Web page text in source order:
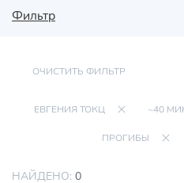
Фильтр
ОЧИСТИТЬ ФИЛЬТР
ЕВГЕНИЯ ТОКЦ ~40
ПРОГИБЫ
НАЙДЕНО: 0